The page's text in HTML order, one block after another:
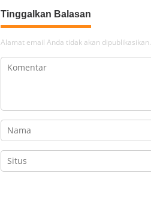
Tinggalkan Balasan
Alamat email Anda tidak akan dipublikasikan.